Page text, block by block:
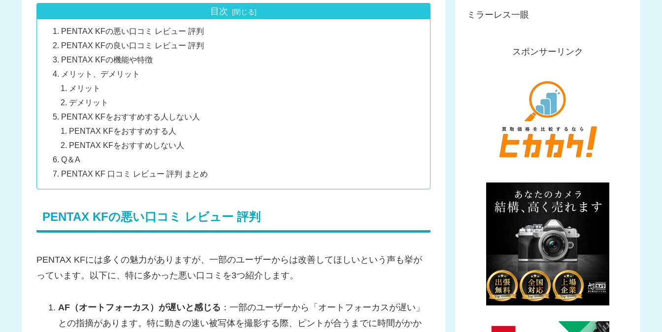
目次
PENTAX KFの悪い口コミ レビュー 評判
PENTAX KFの良い口コミ レビュー 評判
PENTAX KFの機能や特徴
メリット、デメリット
メリット
デメリット
PENTAX KFをおすすめする人しない人
PENTAX KFをおすすめする人
PENTAX KFをおすすめしない人
Q＆A
PENTAX KF 口コミ レビュー 評判 まとめ
PENTAX KFの悪い口コミ レビュー 評判
PENTAX KFには多くの魅力がありますが、一部のユーザーからは改善してほしいという声も挙が
っています。以下に、特に多かった悪い口コミを3つ紹介します。
AF（オートフォーカス）が遅いと感じる ：一部のユーザーから「オートフォーカスが遅い」
との指摘があります。特に動きの速い被写体を撮影する際、ピントが合うまでに時間がかか
ミラーレス一眼
スポンサーリンク